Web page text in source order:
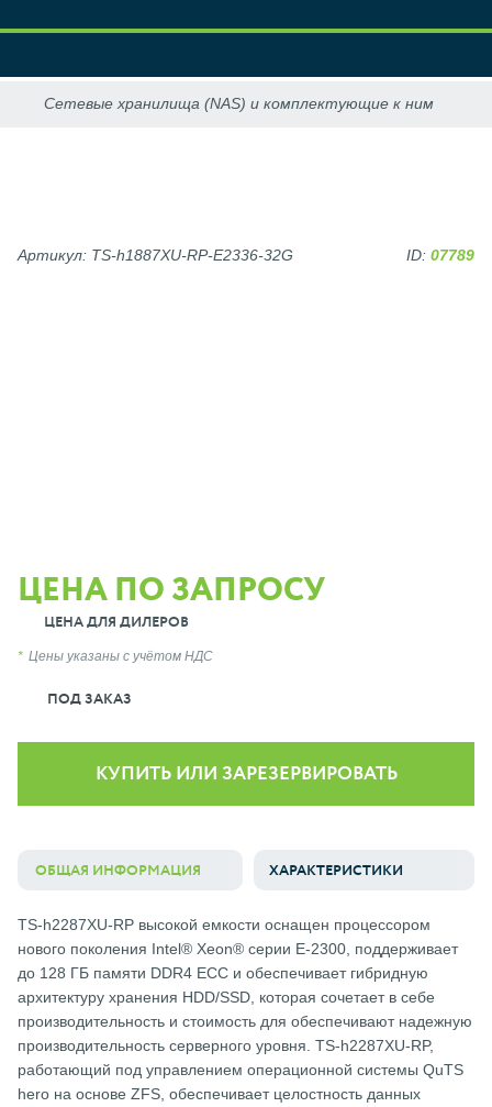
ЦЕНА ПО ЗАПРОСУ
ЦЕНА ДЛЯ ДИЛЕРОВ
Цены указаны с учётом НДС
ПОД ЗАКАЗ
Артикул: TS-h1887XU-RP-E2336-32G ID: 07789
КУПИТЬ ИЛИ ЗАРЕЗЕРВИРОВАТЬ
ОБЩАЯ ИНФОРМАЦИЯ ХАРАКТЕРИСТИКИ
TS-h2287XU-RP высокой емкости оснащен процессором
нового поколения Intel® Xeon® серии E-2300, поддерживает
до 128 ГБ памяти DDR4 ECC и обеспечивает гибридную
архитектуру хранения HDD/SSD, которая сочетает в себе
производительность и стоимость для обеспечивают надежную
производительность серверного уровня. TS-h2287XU-RP,
работающий под управлением операционной системы QuTS
hero на основе ZFS, обеспечивает целостность данных